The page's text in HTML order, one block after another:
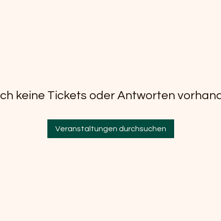
keine Tickets oder Antworten
Veranstaltungen durchsuchen